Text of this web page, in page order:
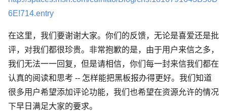
6E!714.entry
在这里，我们要谢谢大家。你们的反馈，无论是喜爱还是批
评，对我们都很珍贵。非常抱歉的是，由于用户来信之多，
我们无法一一回复，但是请相信，你们每一封来信我们都在
认真的阅读和思考 -- 怎样能把黑板报办得更好。我们知道
很多用户希望添加评论功能，我们也希望在资源允许的情况
下早日满足大家的要求。